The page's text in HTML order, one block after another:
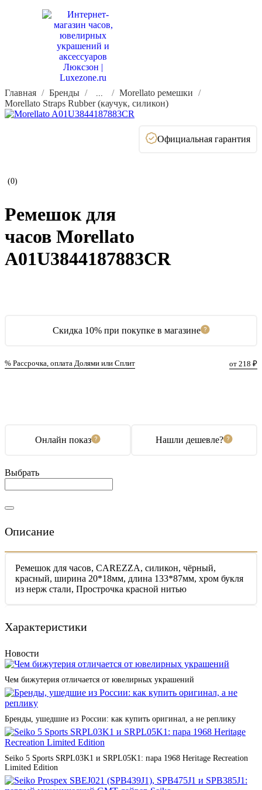
Главная Бренды ...
Morellato ремешки
Morellato Straps Rubber (каучук, силикон)
Официальная гарантия
(0)
Скидка 10% при покупке в магазине
% Рассрочка, оплата Долями или Сплит от 218 ₽
Ремешок для
часов Morellato
A01U3844187883CR
Онлайн показ Нашли дешевле?
Выбрать
Описание
Ремешок для часов, CAREZZA, силикон, чёрный,
красный, ширина 20*18мм, длина 133*87мм, хром букля
из нерж стали, Прострочка красной нитью
Характеристики
Новости
Чем бижутерия отличается от ювелирных украшений
Бренды, ушедшие из России: как купить оригинал, а не реплику
Seiko 5 Sports SRPL03K1 и SRPL05K1: пара 1968 Heritage Recreation
Limited Edition